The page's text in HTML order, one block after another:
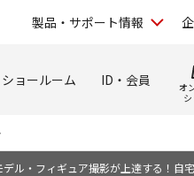
製品・サポート情報
ショールーム ID・会員
オ
デル・フィギュア撮影が上達する！自